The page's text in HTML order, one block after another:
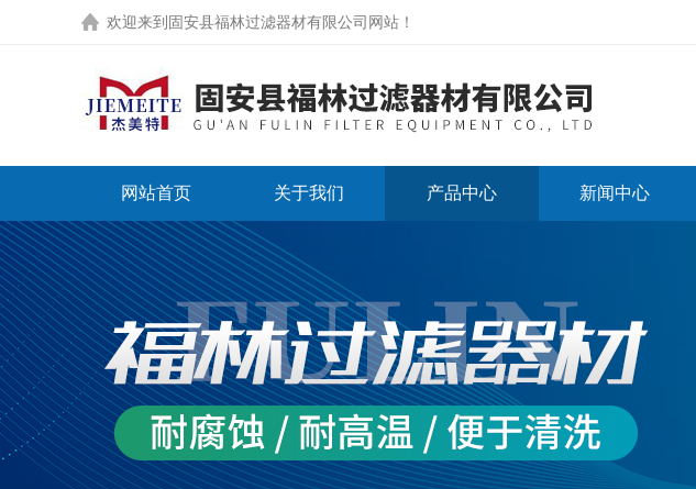
欢迎来到 固安县福林过滤器材有限公司网站 ！
网站首页 关于我们 产品中心 新闻中心